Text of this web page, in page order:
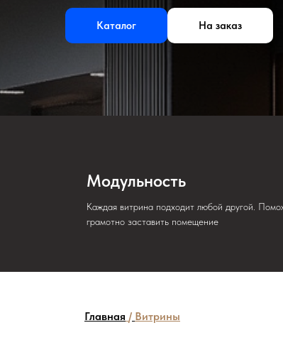
Каталог На заказ
Модульность
Каждая витрина подходит любой другой.
грамотно заставить помещение
Главная / Витрины